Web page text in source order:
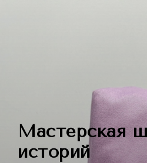
Мастерская
историй